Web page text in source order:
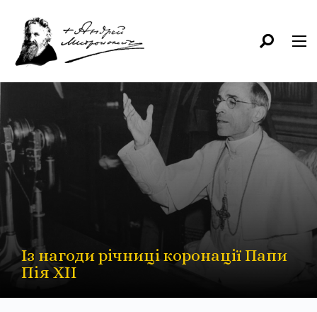
Із нагоди річниці коронації Папи
Пія ХІІ